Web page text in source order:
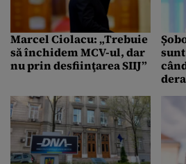
Marcel Ciolacu: „Trebuie
să închidem MCV-ul, dar
nu prin desfiinţarea SIIJ”